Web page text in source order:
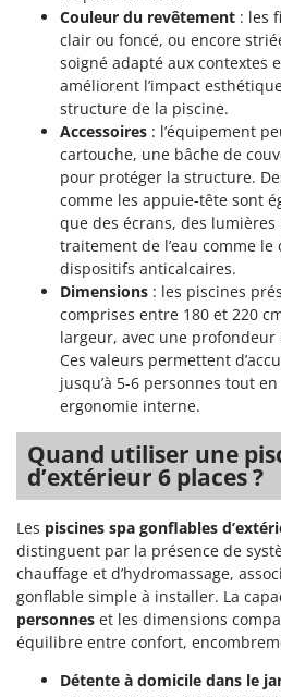
R.G.V.
Rato
Reber
Redback
Resto Italia
Ribimex
Ripartrak
Ritter
River Systems
Robomow
Rossofuoco
Rover Pompe
Royal Food
Ryobi
S
S.T.P.
Santos
Sbaraglia
Schnitzer
Seven Italy
Couleur du revêtement : les
clair ou foncé, ou encore
soigné adapté aux contextes
améliorent l’impact
structure de la piscine.
Accessoires : l’équipement
cartouche, une bâche de
pour protéger la structure.
comme les appuie-tête sont
que des écrans, des lumières
traitement de l’eau comme
dispositifs anticalcaires.
Dimensions : les piscines
comprises entre 180 et 220
largeur, avec une profondeur
Ces valeurs permettent
jusqu’à 5-6 personnes tout
ergonomie interne.
Quand utiliser une
d’extérieur 6 places ?
Les piscines spa gonflables
distinguent par la présence de
chauffage et d’hydromassage,
gonflable simple à installer. La
personnes et les dimensions
équilibre entre confort,
Détente à domicile dans le